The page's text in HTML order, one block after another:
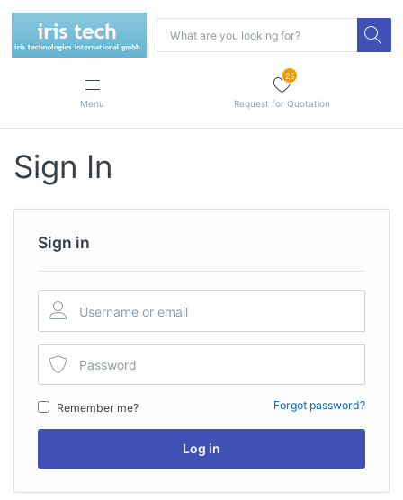
Menu
25
Request for Quotation
Sign In
Sign in
Remember me? Forgot password?
Log in